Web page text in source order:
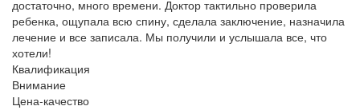
достаточно, много времени. Доктор тактильно проверила
ребенка, ощупала всю спину, сделала заключение, назначила
лечение и все записала. Мы получили и услышала все, что
хотели!
Квалификация
Внимание
Цена-качество